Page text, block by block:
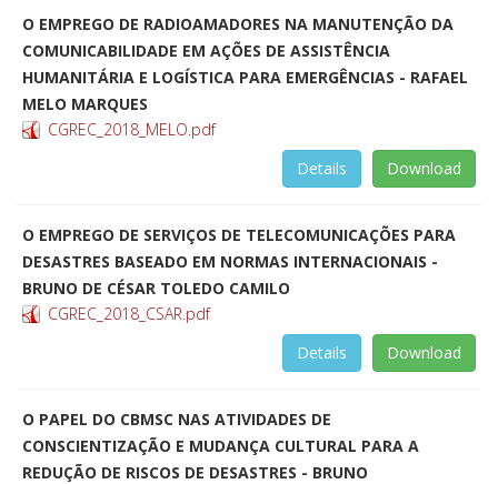
O EMPREGO DE RADIOAMADORES NA MANUTENÇÃO DA
COMUNICABILIDADE EM AÇÕES DE ASSISTÊNCIA
HUMANITÁRIA E LOGÍSTICA PARA EMERGÊNCIAS - RAFAEL
MELO MARQUES
CGREC_2018_MELO.pdf
Download
Details
O EMPREGO DE SERVIÇOS DE TELECOMUNICAÇÕES PARA
DESASTRES BASEADO EM NORMAS INTERNACIONAIS -
BRUNO DE CÉSAR TOLEDO CAMILO
CGREC_2018_CSAR.pdf
Download
Details
O PAPEL DO CBMSC NAS ATIVIDADES DE
CONSCIENTIZAÇÃO E MUDANÇA CULTURAL PARA A
REDUÇÃO DE RISCOS DE DESASTRES - BRUNO